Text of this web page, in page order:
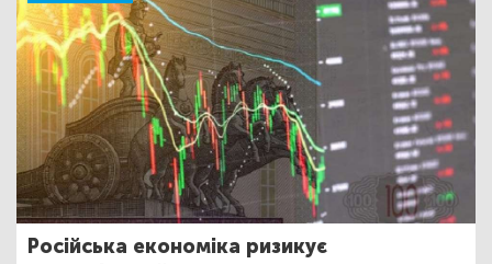
Російська економіка ризикує